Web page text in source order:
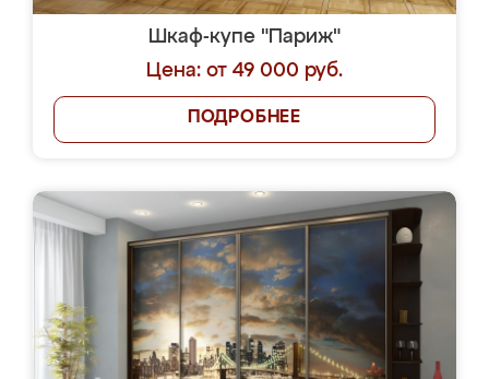
Шкаф-купе "Париж"
Цена: от 49 000 руб.
ПОДРОБНЕЕ